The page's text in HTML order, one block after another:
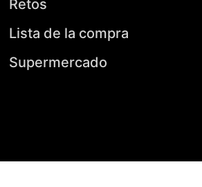
Retos
Lista de la compra
Supermercado